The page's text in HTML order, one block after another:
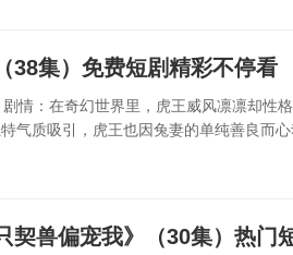
38集）免费短剧精彩不停看
剧情：在奇幻世界里，虎王威风凛凛却性
气质吸引，虎王也因兔妻的单纯善良而
契兽偏宠我》（30集）热门